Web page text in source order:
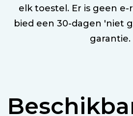
elk toestel. Er is geen
bied een 30-dagen 'niet
garantie.